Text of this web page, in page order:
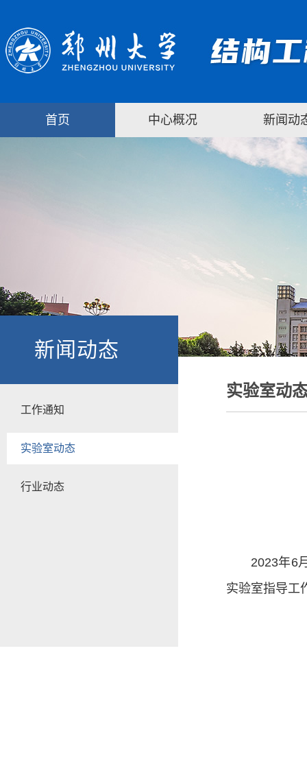
首页 中心概况 新闻动
新闻动态
工作通知
实验室动态
行业动态
实验室动
2023年6
实验室指导工